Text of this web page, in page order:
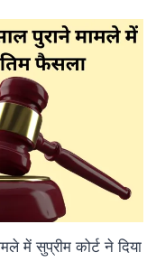
में सुप्रीम कोर्ट ने दिया